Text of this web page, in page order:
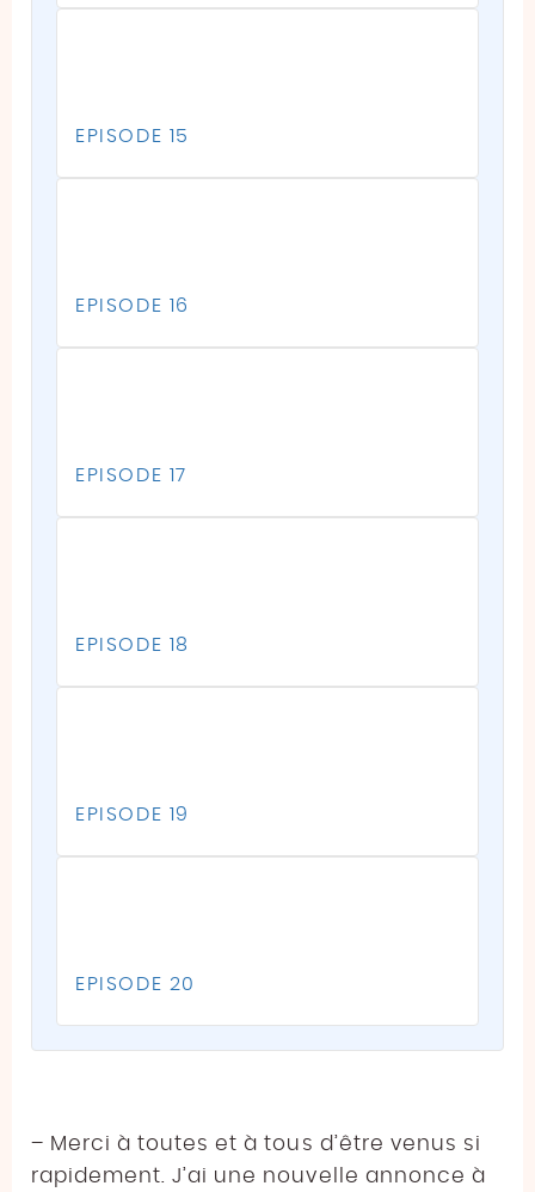
EPISODE 15
EPISODE 16
EPISODE 17
EPISODE 18
EPISODE 19
EPISODE 20
– Merci à toutes et à tous d’être venus si
rapidement. J’ai une nouvelle annonce à